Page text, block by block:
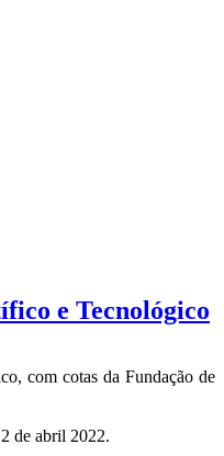
e Tecnológico
com cotas da Fundação de
de abril 2022.